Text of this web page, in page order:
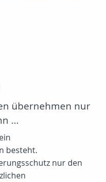
übernehmen nur
...
besteht.
nur den